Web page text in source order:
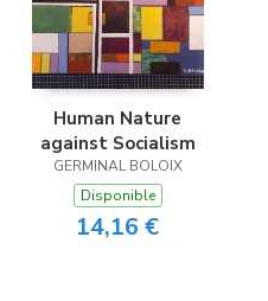
Human Nature
against Socialism
GERMINAL BOLOIX
Disponible
14,16 €